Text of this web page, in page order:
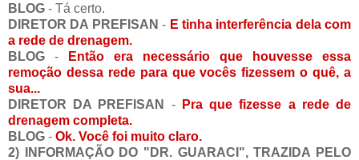
BLOG - Tá certo.
DIRETOR DA PREFISAN - E tinha interferência dela com
a rede de drenagem.
BLOG -
Então era necessário que houvesse essa
remoção dessa rede para que vocês fizessem o quê, a
sua...
DIRETOR DA PREFISAN
-
Pra que fizesse a rede de
drenagem completa.
BLOG - Ok. Você foi muito claro.
2) INFORMAÇÃO DO "DR. GUARACI", TRAZIDA PELO